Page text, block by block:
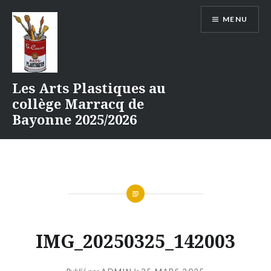
contenu
Les Arts Plastiques au
collège Marracq de
Bayonne 2025/2026
MENU
IMG_20250325_142003